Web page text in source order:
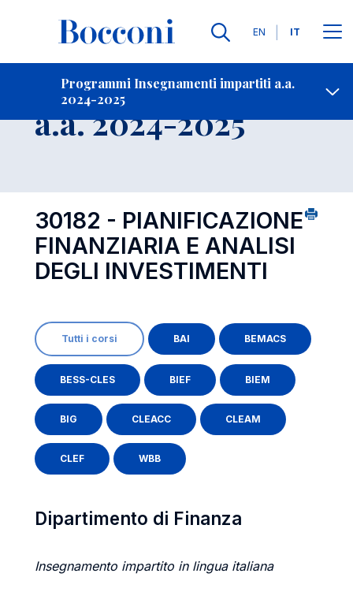
Lingue
EN IT
Programmi Insegnamenti impartiti a.a.
2024-2025
Contatti
Insegnamento
a.a. 2024-2025
30182 - PIANIFICAZIONE
FINANZIARIA E ANALISI
DEGLI INVESTIMENTI
Tutti i corsi BAI BEMACS
BESS-CLES BIEF BIEM
BIG CLEACC CLEAM
CLEF WBB
Dipartimento di Finanza
Insegnamento impartito in lingua italiana